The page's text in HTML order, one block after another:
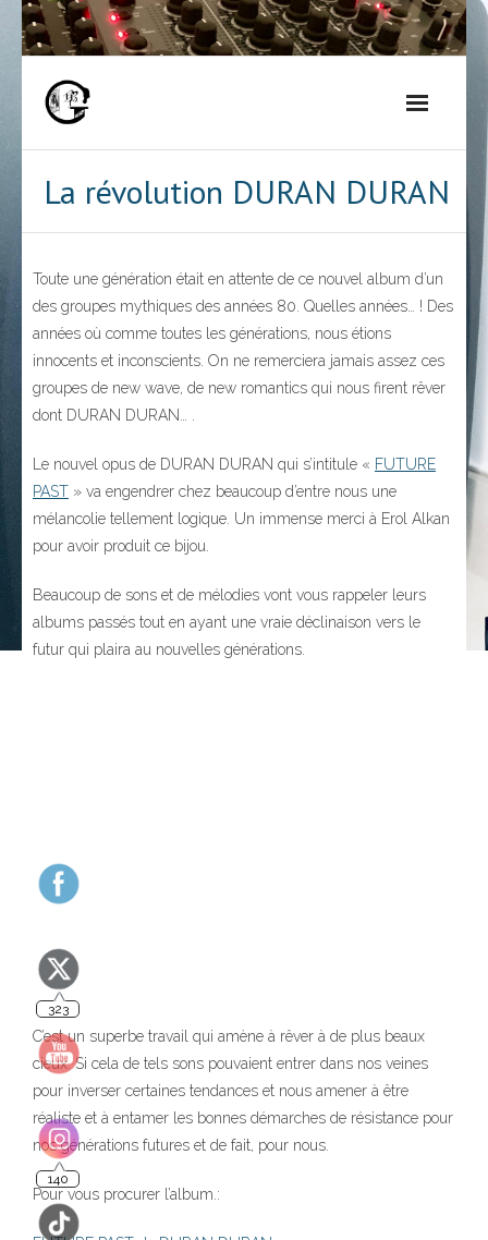
Skip
to
La révolution DURAN DURAN
Toute une génération était en attente de ce nouvel album d’un
des groupes mythiques des années 80. Quelles années… ! Des
années où comme toutes les générations, nous étions
innocents et inconscients. On ne remerciera jamais assez ces
groupes de new wave, de new romantics qui nous firent rêver
dont DURAN DURAN… .
Le nouvel opus de DURAN DURAN qui s’intitule « FUTURE
PAST » va engendrer chez beaucoup d’entre nous une
mélancolie tellement logique. Un immense merci à Erol Alkan
pour avoir produit ce bijou.
Beaucoup de sons et de mélodies vont vous rappeler leurs
albums passés tout en ayant une vraie déclinaison vers le
futur qui plaira au nouvelles générations.
C’est un superbe travail qui amène à rêver à de plus beaux
cieux. Si cela de tels sons pouvaient entrer dans nos veines
pour inverser certaines tendances et nous amener à être
réaliste et à entamer les bonnes démarches de résistance pour
nos générations futures et de fait, pour nous.
Pour vous procurer l’album.:
323
140
10